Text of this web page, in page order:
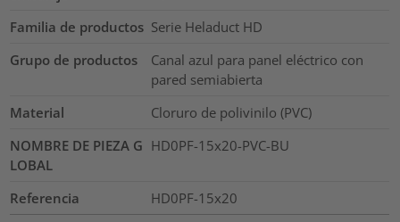
Familia de productos Serie Heladuct HD
Grupo de productos
Canal azul para panel eléctrico con
pared semiabierta
Material
Cloruro de polivinilo (PVC)
NOMBRE DE PIEZA G
LOBAL
HD0PF-15x20-PVC-BU
Referencia HD0PF-15x20